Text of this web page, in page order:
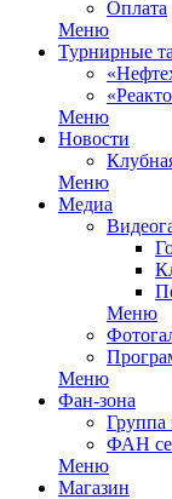
Оплата
Меню
Турнирные
Меню
Новости
Меню
Медиа
Меню
Меню
Фан-зона
Группа
ФАН
Меню
Магазин